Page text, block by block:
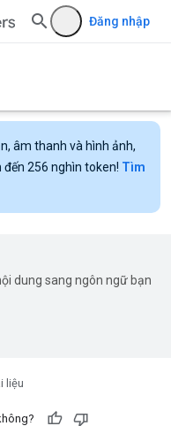
Đăng nhập
âm thanh và hình ảnh,
256 nghìn token! Tìm
dung sang ngôn ngữ bạn
liệu